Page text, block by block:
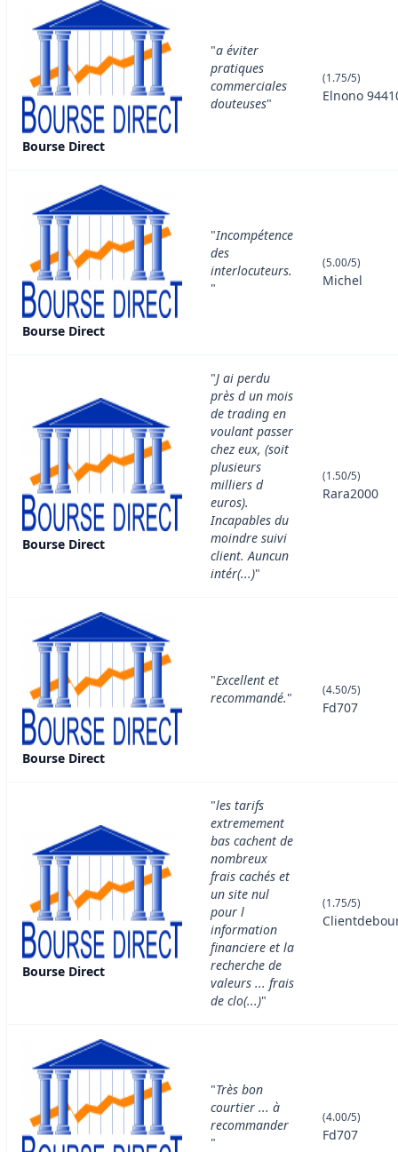
Bourse Direct
"a éviter
pratiques
commerciales
douteuses"
(1.75/5)
Elnono
Bourse Direct
"Incompétence
des
interlocuteurs.
"
(5.00/5)
Michel
Bourse Direct
"J ai perdu
près d un mois
de trading en
voulant passer
chez eux, (soit
plusieurs
milliers d
euros).
Incapables du
moindre suivi
client. Auncun
intér(...)"
(1.50/5)
Rara2000
Bourse Direct
"Excellent et
recommandé." (4.50/5)
Fd707
Bourse Direct
"les tarifs
extremement
bas cachent de
nombreux
frais cachés et
un site nul
pour l
information
financiere et la
recherche de
valeurs ... frais
de clo(...)"
(1.75/5)
"Très bon
courtier ... à
recommander
"
(4.00/5)
Fd707